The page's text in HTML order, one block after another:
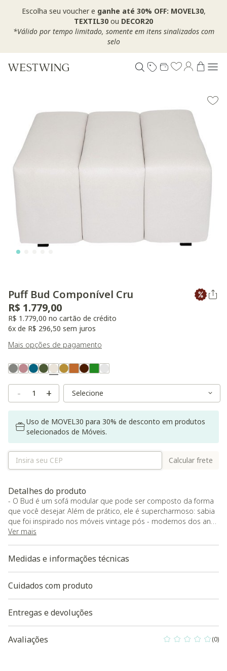
Escolha seu voucher e ganhe até 30% OFF: MOVEL30,
TEXTIL30 ou DECOR20
*Válido por tempo limitado, somente em itens sinalizados com
selo
Puff Bud Componível Cru
R$ 1.779,00
R$ 1.779,00 no cartão de crédito
6x de R$ 296,50 sem juros
Mais opções de pagamento
Variant Real Color
Selected
- + Variant Size
Variant Size
Uso de MOVEL30 para 30% de desconto em produtos
selecionados de Móveis.
Calcular frete
Detalhes do produto
- O Bud é um sofá modular que pode ser composto da forma
que você desejar. Além de prático, ele é supercharmoso: sabia
que foi inspirado nos móveis vintage pós - modernos dos anos
60 e 70?;
O produto será entregue montado
Baixe aqui a Modelagem 3D do produto
Ver mais
Medidas e informações técnicas
Cuidados com produto
Entregas e devoluções
Avaliações 0 out of 5 (0)